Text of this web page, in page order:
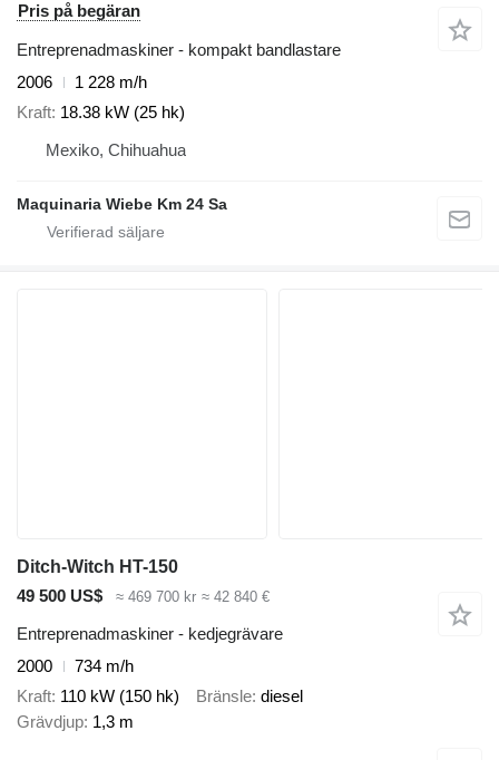
Pris på begäran
Entreprenadmaskiner - kompakt bandlastare
2006
1 228 m/h
Kraft 18.38 kW (25 hk)
Mexiko, Chihuahua
Maquinaria Wiebe Km 24 Sa
Ditch-Witch HT-150
49 500 US$
≈ 469 700 kr ≈ 42 840 €
Entreprenadmaskiner - kedjegrävare
2000
734 m/h
Kraft 110 kW (150 hk) Bränsle diesel
Grävdjup 1,3 m